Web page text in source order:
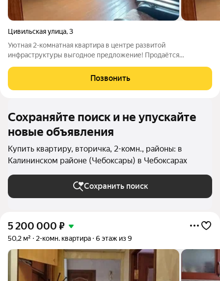
Цивильская улица,3
Уютная 2-комнатная квартира в центре развитой
инфраструктуры выгодное предложение! Продаётся
адресу: г. Чебоксары, ул. Цивильская, д. 3. Общая площадь 48,9
Позвонить
Сохраняйте поиск и не упускайте
новые объявления
Купить квартиру, вторичка, 2-комн., районы: в
Калининском районе (Чебоксары) в Чебоксарах
Сохранить поиск
5 200 000 ₽
50,2 м² 2-комн. квартира 6 этаж из 9